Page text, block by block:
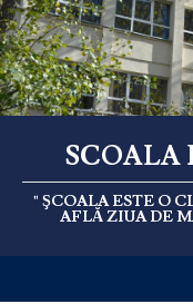
SCOALA
" ŞCOALA ESTE O
AFLĂ ZIUA DE